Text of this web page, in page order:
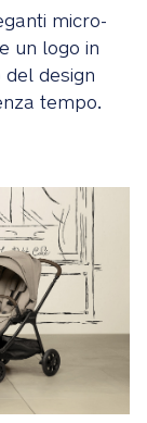
micro-
un logo in
design
tempo.